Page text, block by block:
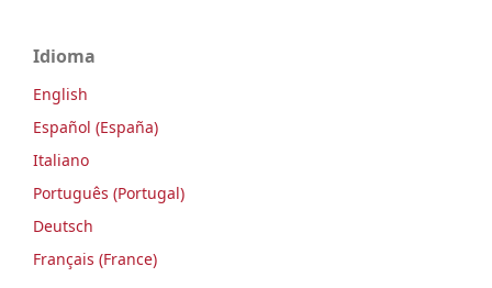
Idioma
English
Español (España)
Italiano
Português (Portugal)
Deutsch
Français (France)